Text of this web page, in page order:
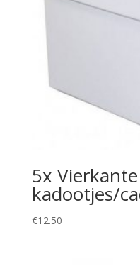
5x
kadootjes/
€12.50